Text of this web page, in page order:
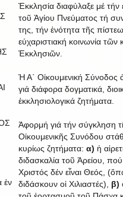
ἐν
Ἐκκλησία διαφύλαξε μέ τήν
τοῦ Ἁγίου Πνεύματος τή
της, τήν ἑνότητα τῆς
εὐχαριστιακή κοινωνία τῶν
Ἐκκλησιῶν.
Ἡ Α΄ Οἰκουμενική Σύνοδος
γιά διάφορα δογματικά,
ἐκκλησιολογικά ζητήματα.
Ἀφορμή γιά τήν σύγκληση
Οἰκουμενικῆς Συνόδου
κυρίως ζητήματα: α) ἡ
διδασκαλία τοῦ Ἀρείου,
Χριστός δέν εἶναι Θεός,
διδάσκουν οἱ Χιλιαστές), β)